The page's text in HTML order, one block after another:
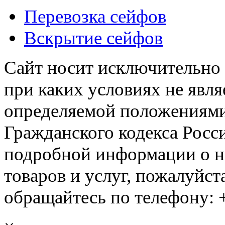
Перевозка сейфов
Вскрытие сейфов
Сайт носит
при каких условиях не
определяемой
Гражданского кодекса
подробной информации о
товаров и услуг,
обращайтесь по